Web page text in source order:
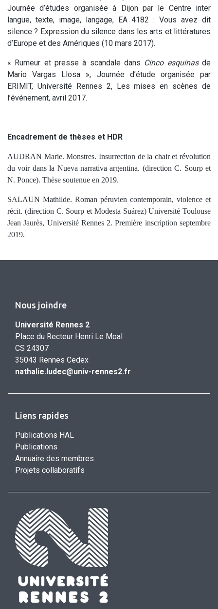
Journée d’études organisée à Dijon par le Centre inter
langue, texte, image, langage, EA 4182 : Vous avez dit
silence ? Expression du silence dans les arts et littératures
d’Europe et des Amériques (10 mars 2017).
« Rumeur et presse à scandale dans Cinco esquinasde
Mario Vargas Llosa », Journée d’étude organisée par
ERIMIT, Université Rennes 2, Les mises en scènes de
l’événement, avril 2017.
Encadrement de thèses et HDR
AUDRAN Marie. Monstres. Insurrection de la chair et révolution
du voir dans la Nueva narrativa argentina. (direction C. Sourp et
N. Ponce). Thèse soutenue en 2019.
SALAUN Mathilde. Roman péruvien contemporain, violence et
récit. (direction C. Sourp et Modesta Suárez) Université Toulouse
Jean Jaurès, Université Rennes 2. Première inscription septembre
2019.
Nous joindre
Université Rennes 2
Place du Recteur Henri Le Moal
CS 24307
35043 Rennes Cedex
nathalie.ludec@univ-rennes2.fr
Liens rapides
Publications HAL
Publications
Annuaire des membres
Projets collaboratifs